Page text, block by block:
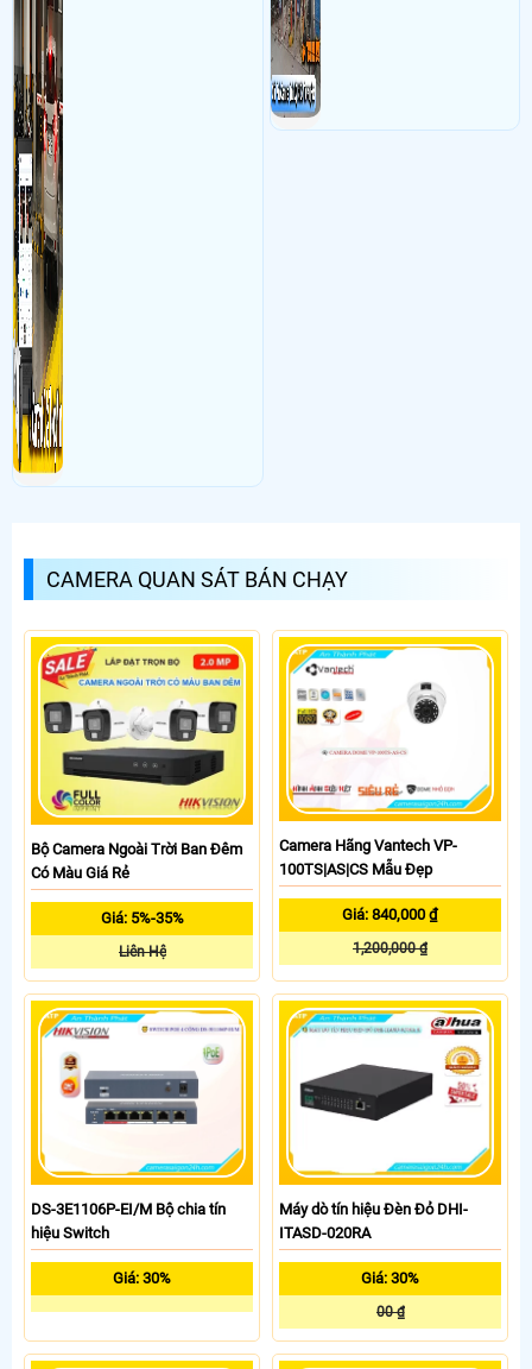
CAMERA QUAN SÁT BÁN CHẠY
Bộ Camera Ngoài Trời Ban Đêm
Có Màu Giá Rẻ
Giá: 5%-35%
Liên Hệ
Camera Hãng Vantech VP-
100TS|AS|CS Mẫu Đẹp
Giá: 840,000 ₫
1,200,000 ₫
DS-3E1106P-EI/M Bộ chia tín
hiệu Switch
Giá: 30%
Máy dò tín hiệu Đèn Đỏ DHI-
ITASD-020RA
Giá: 30%
00 ₫